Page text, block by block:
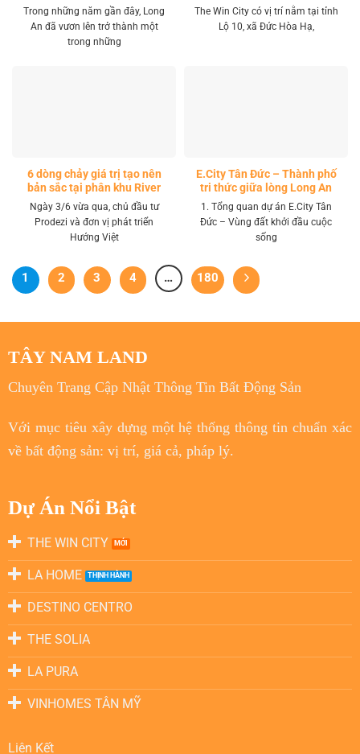
Trong những năm gần đây, Long
An đã vươn lên trở thành một
trong những
The Win City có vị trí nằm tại tỉnh
Lộ 10, xã Đức Hòa Hạ,
6 dòng chảy giá trị tạo nên
bản sắc tại phân khu River
Park LA Home
Ngày 3/6 vừa qua, chủ đầu tư
Prodezi và đơn vị phát triển
Hướng Việt
E.City Tân Đức – Thành phố
tri thức giữa lòng Long An
1. Tổng quan dự án E.City Tân
Đức – Vùng đất khởi đầu cuộc
sống
1 2 3 4 … 180
TÂY NAM LAND
Chuyên Trang Cập Nhật Thông Tin Bất Động Sản
Với mục tiêuxây dựng một hệ thống thông tin chuẩn xác
về bất động sản: vị trí, giá cả, pháp lý.
Dự Án Nổi Bật
THE WIN CITY
LA HOME
DESTINO CENTRO
THE SOLIA
LA PURA
VINHOMES TÂN MỸ
Liên Kết